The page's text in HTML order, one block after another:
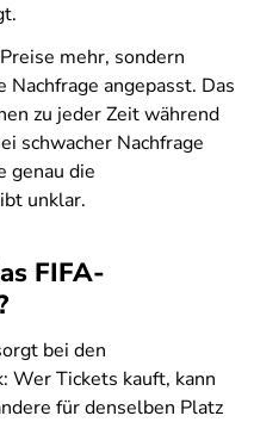
mehr, sondern
angepasst. Das
zu jeder Zeit während
schwacher Nachfrage
genau die
unklar.
FIFA-
bei den
Wer Tickets kauft, kann
für denselben Platz